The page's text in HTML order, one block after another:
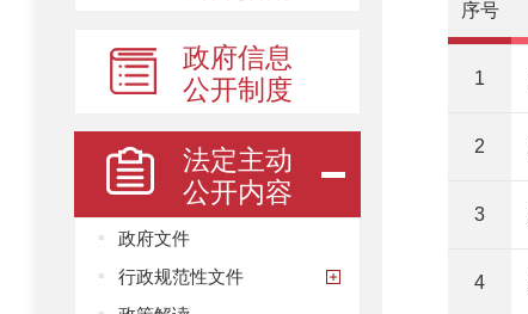
政府信息
公开制度
法定主动
公开内容
政府文件
行政规范性文件
序号
1
2
3
4